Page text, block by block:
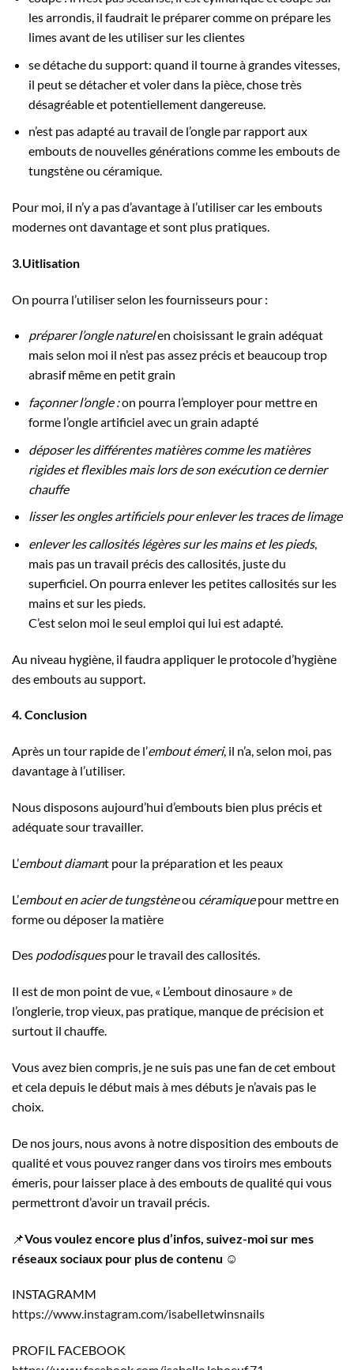
les arrondis, il faudrait le préparer comme on prépare les
limes avant de les utiliser sur les clientes
se détache du support: quand il tourne à grandes vitesses,
il peut se détacher et voler dans la pièce, chose très
désagréable et potentiellement dangereuse.
n’est pas adapté au travail de l’ongle par rapport aux
embouts de nouvelles générations comme les embouts de
tungstène ou céramique.
Pour moi, il n’y a pas d’avantage à l’utiliser car les embouts
modernes ont davantage et sont plus pratiques.
3.Uitlisation
On pourra l’utiliser selon les fournisseurs pour :
préparer l’ongle naturelen choisissant le grain adéquat
mais selon moi il n’est pas assez précis et beaucoup trop
abrasif même en petit grain
façonner l’ongle :on pourra l’employer pour mettre en
forme l’ongle artificiel avec un grain adapté
déposer les différentes matières comme les matières
rigides et flexibles mais lors de son exécution ce dernier
chauffe
lisser les ongles artificiels pour enlever les traces de limage
enlever les callosités légères sur les mains et les pieds,
mais pas un travail précis des callosités, juste du
superficiel. On pourra enlever les petites callosités sur les
mains et sur les pieds.
C’est selon moi le seul emploi qui lui est adapté.
Au niveau hygiène, il faudra appliquer le protocole d’hygiène
des embouts au support.
4. Conclusion
Après un tour rapide de l’embout émeri, il n’a, selon moi, pas
davantage à l’utiliser.
Nous disposons aujourd’hui d’embouts bien plus précis et
adéquate sour travailler.
L’embout diamant pour la préparation et les peaux
L’embout en acier de tungstèneou céramiquepour mettre en
forme ou déposer la matière
Des pododisquespour le travail des callosités.
Il est de mon point de vue, « L’embout dinosaure » de
l’onglerie, trop vieux, pas pratique, manque de précision et
surtout il chauffe.
Vous avez bien compris, je ne suis pas une fan de cet embout
et cela depuis le début mais à mes débuts je n’avais pas le
choix.
De nos jours, nous avons à notre disposition des embouts de
qualité et vous pouvez ranger dans vos tiroirs mes embouts
émeris, pour laisser place à des embouts de qualité qui vous
permettront d’avoir un travail précis.
📌Vous voulez encore plus d’infos, suivez-moi sur mes
réseaux sociaux pour plus de contenu ☺️
INSTAGRAMM
https://www.instagram.com/isabelletwinsnails
PROFIL FACEBOOK